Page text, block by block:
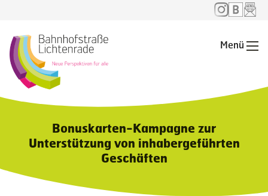
Menü
Bonuskarten-Kampagne zur
Unterstützung von inhabergeführten
Geschäften